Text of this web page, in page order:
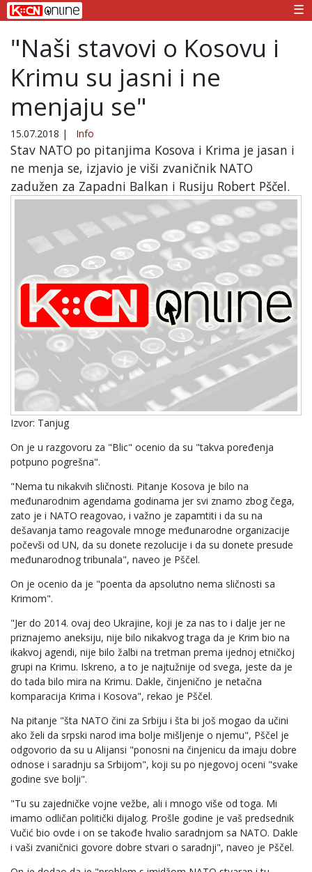
☰
"Naši stavovi o Kosovu i
Krimu su jasni i ne
menjaju se"
15.07.2018 | Info
Stav NATO po pitanjima Kosova i Krima je jasan i
ne menja se, izjavio je viši zvaničnik NATO
zadužen za Zapadni Balkan i Rusiju Robert Pščel.
Izvor: Tanjug
On je u razgovoru za "Blic" ocenio da su "takva poređenja
potpuno pogrešna".
"Nema tu nikakvih sličnosti. Pitanje Kosova je bilo na
međunarodnim agendama godinama jer svi znamo zbog čega,
zato je i NATO reagovao, i važno je zapamtiti i da su na
dešavanja tamo reagovale mnoge međunarodne organizacije
počevši od UN, da su donete rezolucije i da su donete presude
međunarodnog tribunala", naveo je Pščel.
On je ocenio da je "poenta da apsolutno nema sličnosti sa
Krimom".
"Jer do 2014. ovaj deo Ukrajine, koji je za nas to i dalje jer ne
priznajemo aneksiju, nije bilo nikakvog traga da je Krim bio na
ikakvoj agendi, nije bilo žalbi na tretman prema ijednoj etničkoj
grupi na Krimu. Iskreno, a to je najtužnije od svega, jeste da je
do tada bilo mira na Krimu. Dakle, činjenično je netačna
komparacija Krima i Kosova", rekao je Pščel.
Na pitanje "šta NATO čini za Srbiju i šta bi još mogao da učini
ako želi da srpski narod ima bolje mišljenje o njemu", Pščel je
odgovorio da su u Alijansi "ponosni na činjenicu da imaju dobre
odnose i saradnju sa Srbijom", koji su po njegovoj oceni "svake
godine sve bolji".
"Tu su zajedničke vojne vežbe, ali i mnogo više od toga. Mi
imamo odličan politički dijalog. Prošle godine je vaš predsednik
Vučić bio ovde i on se takođe hvalio saradnjom sa NATO. Dakle
i vaši zvaničnici govore dobre stvari o saradnji", naveo je Pščel.